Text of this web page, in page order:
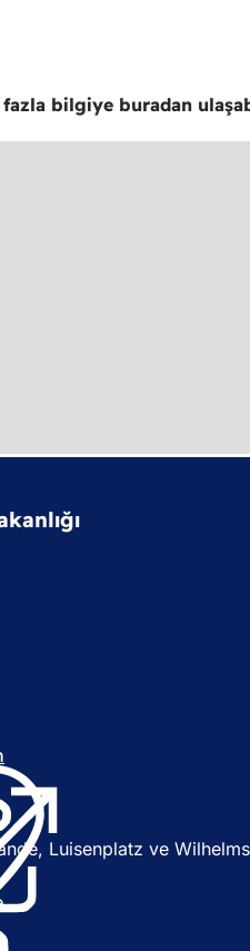
fazla bilgiye buradan
Y
e
n
i
b
i
r
s
Luisenplatz ve